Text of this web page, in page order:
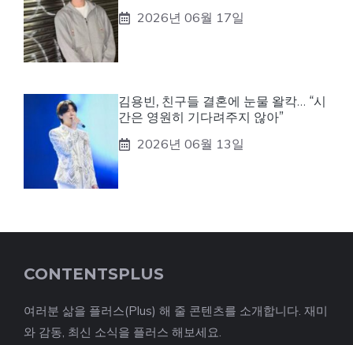
2026년 06월 17일
김용빈, 친구들 결혼에 눈물 왈칵… “시
간은 영원히 기다려주지 않아”
2026년 06월 13일
CONTENTSPLUS
여러분 삶을 플러스(Plus) 해 줄 콘텐츠를 소개합니다. 재미
와 감동, 최신 소식을 플러스 해보세요.